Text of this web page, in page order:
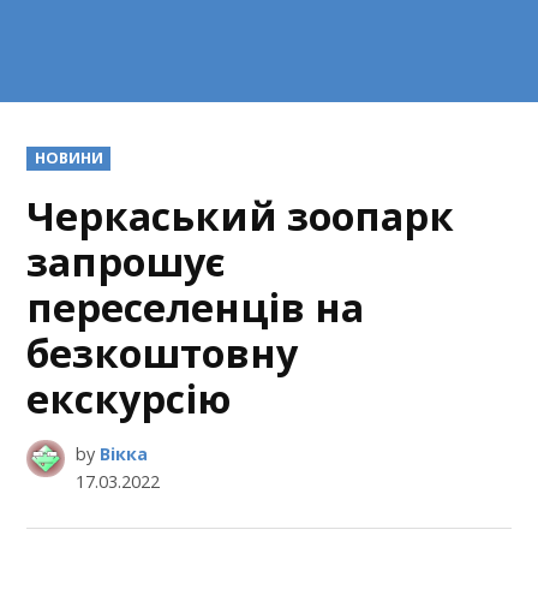
POSTED
IN
НОВИНИ
Черкаський зоопарк
запрошує
переселенців на
безкоштовну
екскурсію
by Вікка
17.03.2022